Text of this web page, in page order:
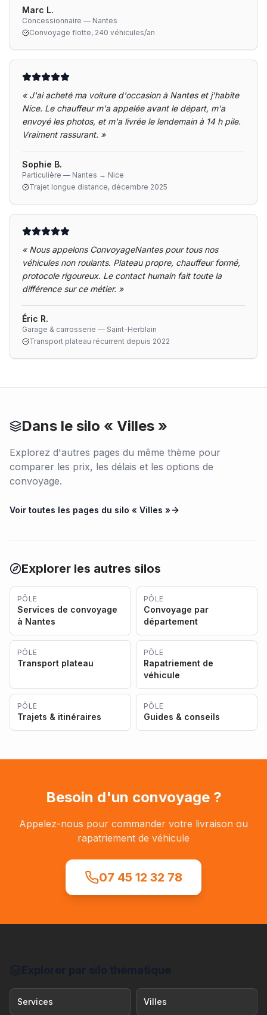
Marc L.
Concessionnaire — Nantes
Convoyage flotte, 240 véhicules/an
« J'ai acheté ma voiture d'occasion à Nantes et j'habite
Nice. Le chauffeur m'a appelée avant le départ, m'a
envoyé les photos, et m'a livrée le lendemain à 14 h pile.
Vraiment rassurant. »
Sophie B.
Particulière — Nantes → Nice
Trajet longue distance, décembre 2025
« Nous appelons ConvoyageNantes pour tous nos
véhicules non roulants. Plateau propre, chauffeur formé,
protocole rigoureux. Le contact humain fait toute la
différence sur ce métier. »
Éric R.
Garage & carrosserie — Saint-Herblain
Transport plateau récurrent depuis 2022
Dans le silo « Villes »
Explorez d'autres pages du même thème pour
comparer les prix, les délais et les options de
convoyage.
Voir toutes les pages du silo « Villes »
Explorer les autres silos
PÔLE
Services de convoyage
à Nantes
PÔLE
Convoyage par
département
PÔLE
Transport plateau
PÔLE
Rapatriement de
véhicule
PÔLE
Trajets & itinéraires
PÔLE
Guides & conseils
Besoin d'un convoyage ?
Appelez-nous pour commander votre livraison ou
rapatriement de véhicule
07 45 12 32 78
Services Villes